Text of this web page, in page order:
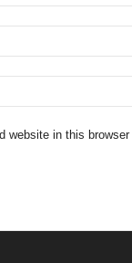
website in this